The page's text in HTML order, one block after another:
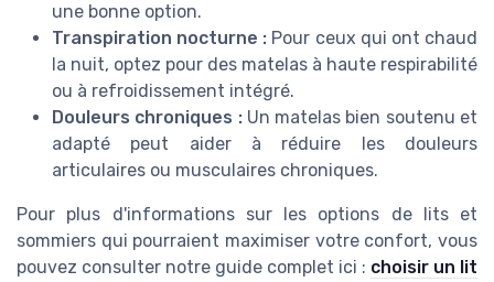
une bonne option.
Transpiration nocturne : Pour ceux qui ont chaud
la nuit, optez pour des matelas à haute respirabilité
ou à refroidissement intégré.
Douleurs chroniques :Un matelas bien soutenu et
adapté peut aider à réduire les douleurs
articulaires ou musculaires chroniques.
Pour plus d'informations sur les options de lits et
sommiers qui pourraient maximiser votre confort, vous
pouvez consulter notre guide complet ici : choisir un lit